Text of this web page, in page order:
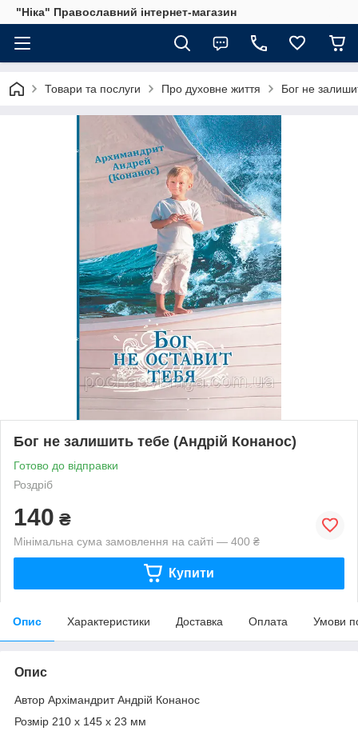
"Ніка" Православний інтернет-магазин
Товари та послуги Про духовне життя Бог не
Бог не залишить тебе (Андрій Конанос)
Готово до відправки
Роздріб
140 ₴
Мінімальна сума замовлення на сайті — 400 ₴
Купити
Опис Характеристики Доставка Оплата Умови
Опис
Автор Архімандрит Андрій Конанос
Розмір 210 х 145 х 23 мм